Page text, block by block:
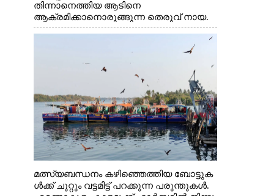
തിന്നാനെത്തിയ ആടിനെ
ആക്രമിക്കാനൊരുങ്ങുന്ന തെരുവ് നായ.
എറണാകുളം വാത്തുരുത്തിയിൽ നിന്നുള്ള
മത്സ്യബന്ധനം കഴിഞ്ഞെത്തിയ ബോട്ടുക
ൾക്ക് ചുറ്റും വട്ടമിട്ട് പറക്കുന്ന പരുന്തുകൾ.